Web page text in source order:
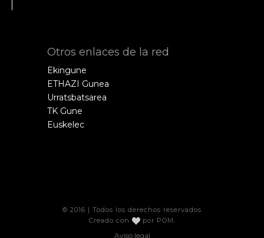
Otros enlaces de la red
Ekingune
ETHAZI Gunea
Urratsbatsarea
TK Gune
Euskelec
© 2016 | Todos los derechos reservados
Creado con
por POM
Aviso legal